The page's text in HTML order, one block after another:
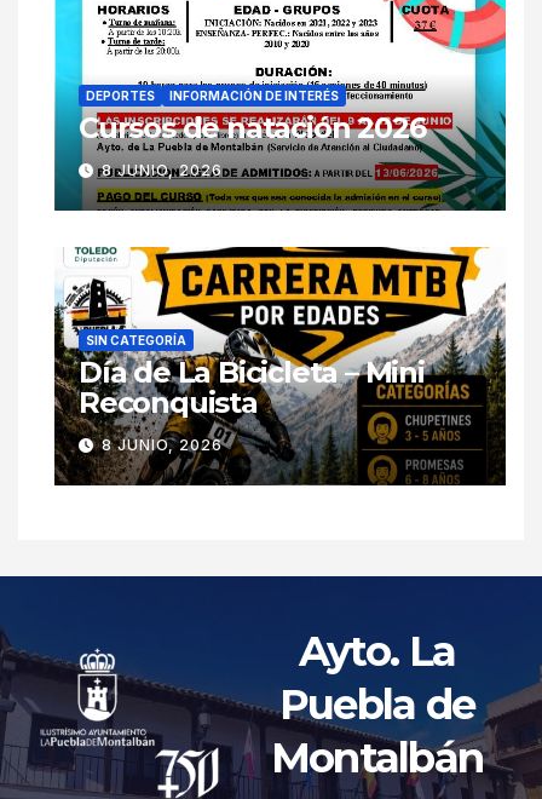
DEPORTES INFORMACIÓN DE INTERÉS
Cursos de natación 2026
8 JUNIO, 2026
SIN CATEGORÍA
Día de La Bicicleta – Mini
Reconquista
8 JUNIO, 2026
Ayto. La
Puebla de
Montalbán